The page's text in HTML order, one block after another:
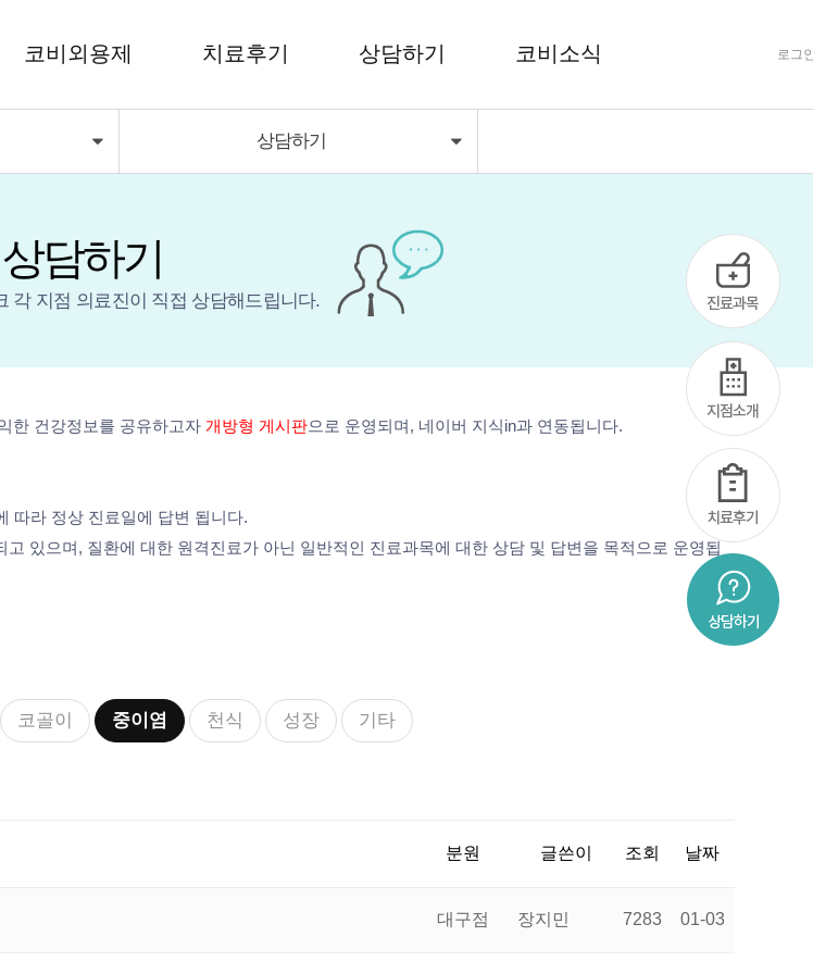
코비외용제 치료후기 상담하기 코비소식
제
로그
상담하기
상담하기
각 지점 의료진이 직접 상담해드립니다.
한 건강정보를 공유하고자 개방형 게시판으로 운영되며, 네이버 지식in과 연동됩니다.
따라 정상 진료일에 답변 됩니다.
있으며, 질환에 대한 원격진료가 아닌 일반적인 진료과목에 대한 상담 및 답변을 목적으로 운영됩
코골이 중이염 천식 성장 기타
분원 글쓴이 조회 날짜
대구점 장지민 7283 01-03